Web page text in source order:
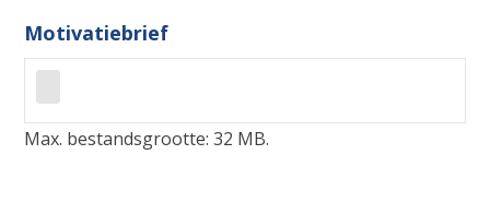
Motivatiebrief
Max. bestandsgrootte: 32 MB.